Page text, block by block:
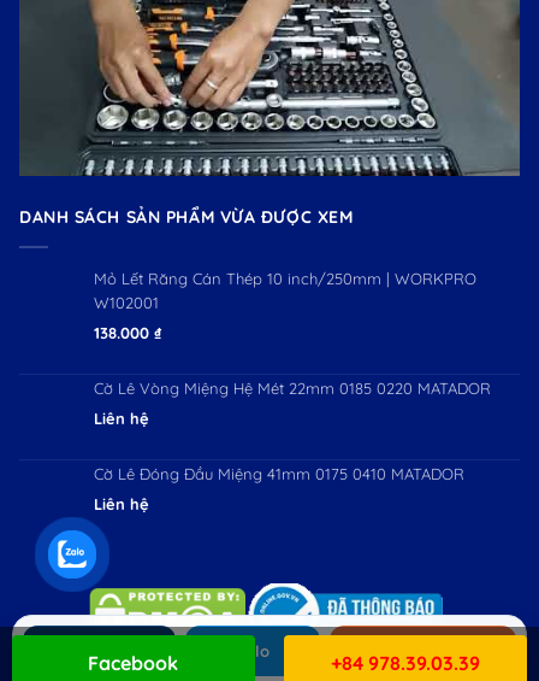
Zalo
DANH SÁCH SẢN PHẨM VỪA ĐƯỢC XEM
Mỏ Lết Răng Cán Thép 10 inch/250mm | WORKPRO
W102001
138.000 ₫
Cờ Lê Vòng Miệng Hệ Mét 22mm 0185 0220 MATADOR
Liên hệ
Cờ Lê Đóng Đầu Miệng 41mm 0175 0410 MATADOR
Liên hệ
Copyright 2026 © Workman JSC. All Rights Reserved
Facebook +84 978.39.03.39